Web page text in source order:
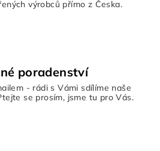
výrobců přímo z Česka.
poradenství
- rádi s Vámi sdílíme naše
se prosím, jsme tu pro Vás.